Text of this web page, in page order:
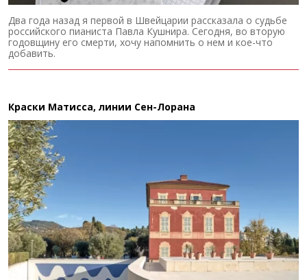
Два года назад я первой в Швейцарии рассказала о судьбе
российского пианиста Павла Кушнира. Сегодня, во вторую
годовщину его смерти, хочу напомнить о нем и кое-что
добавить.
Краски Матисса, линии Сен-Лорана